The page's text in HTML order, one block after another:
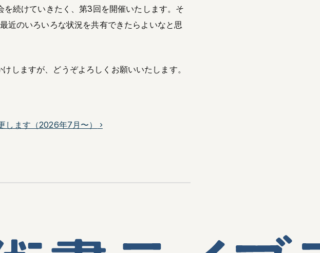
続けていきたく、第3回を開催いたします。そ
近のいろいろな状況を共有できたらよいなと思
しますが、どうぞよろしくお願いいたします。
します（2026年7月〜） ›